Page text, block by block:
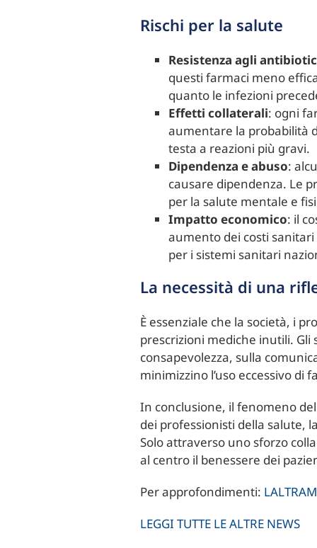
Rischi per la salute
Resistenza agli
questi farmaci meno
quanto le infezioni
Effetti collaterali: ogni
aumentare la probabilità
testa a reazioni più gravi.
Dipendenza e abuso:
causare dipendenza. Le
per la salute mentale e
Impatto economico: il
aumento dei costi
per i sistemi sanitari
La necessità di una
È essenziale che la società, i
prescrizioni mediche inutili.
consapevolezza, sulla
minimizzino l’uso eccessivo di
In conclusione, il fenomeno
dei professionisti della salute,
Solo attraverso uno sforzo
al centro il benessere dei
Per approfondimenti:
LEGGI TUTTE LE ALTRE NEWS